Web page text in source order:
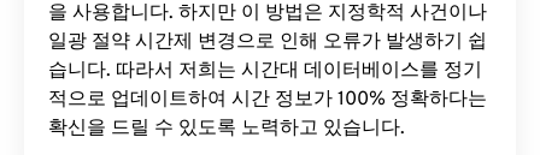
을 사용합니다. 하지만 이 방법은 지정학적 사건이나
일광 절약 시간제 변경으로 인해 오류가 발생하기 쉽
습니다. 따라서 저희는 시간대 데이터베이스를 정기
적으로 업데이트하여 시간 정보가 100% 정확하다는
확신을 드릴 수 있도록 노력하고 있습니다.